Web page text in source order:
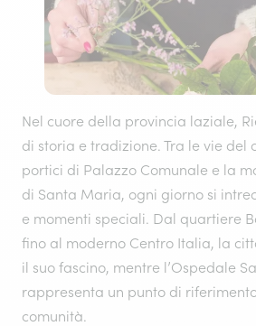
Nel cuore della provincia laziale,
di storia e tradizione. Tra le vie del
portici di Palazzo Comunale e la
di Santa Maria, ogni giorno si
e momenti speciali. Dal quartiere
fino al moderno Centro Italia, la
il suo fascino, mentre l’Ospedale
rappresenta un punto di
comunità.